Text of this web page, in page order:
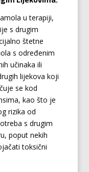
u terapiji,
s drugim
štetne
s određenim
učinaka ili
lijekova koji
se kod
kao što je
rizika od
s drugim
poput nekih
toksični